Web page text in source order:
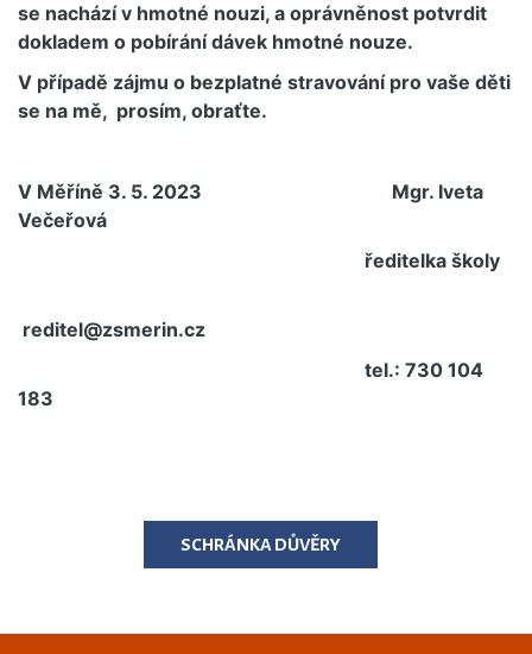
SCHRÁNKA DŮVĚRY
se nachází v hmotné nouzi, a oprávněnost potvrdit
dokladem o pobírání dávek hmotné nouze.
V případě zájmu o bezplatné stravování pro vaše děti
se na mě, prosím, obraťte.
V Měříně 3. 5. 2023 Mgr. Iveta
Večeřová
ředitelka školy
reditel@zsmerin.cz
tel.: 730 104
183